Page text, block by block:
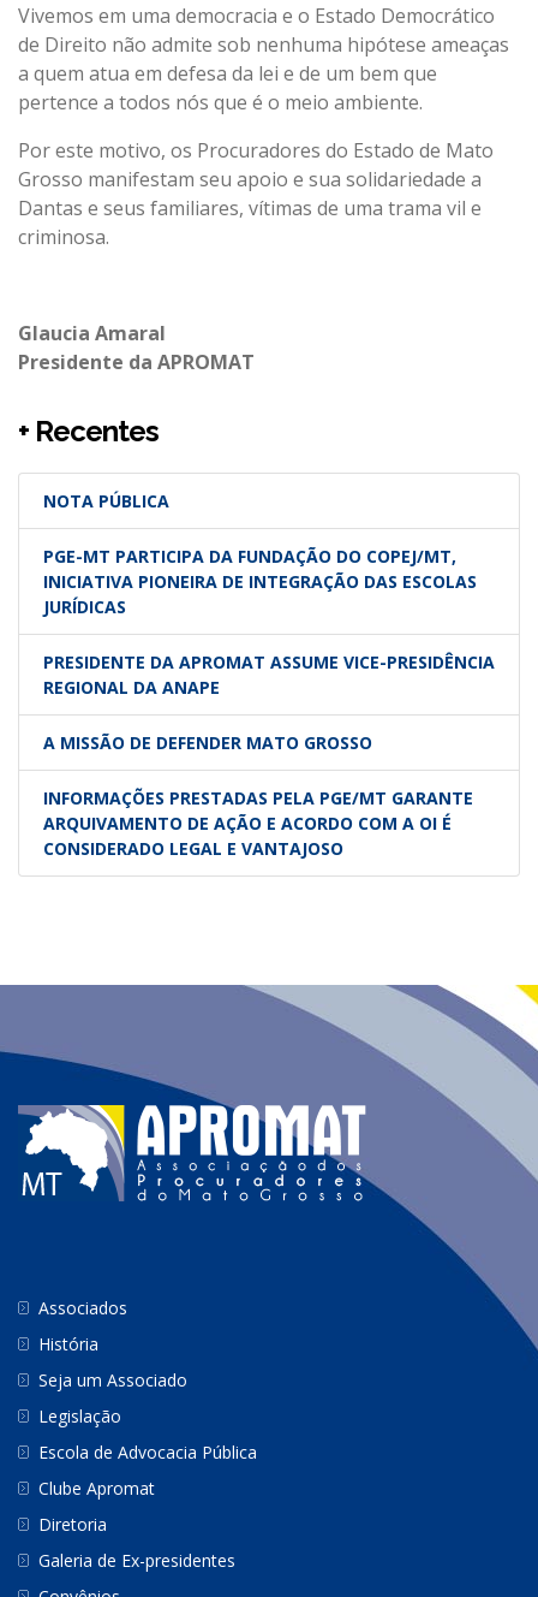
Vivemos em uma democracia e o Estado Democrático
de Direito não admite sob nenhuma hipótese ameaças
a quem atua em defesa da lei e de um bem que
pertence a todos nós que é o meio ambiente.
Por este motivo, os Procuradores do Estado de Mato
Grosso manifestam seu apoio e sua solidariedade a
Dantas e seus familiares, vítimas de uma trama vil e
criminosa.
Glaucia Amaral
Presidente da APROMAT
+ Recentes
NOTA PÚBLICA
PGE-MT PARTICIPA DA FUNDAÇÃO DO COPEJ/MT,
INICIATIVA PIONEIRA DE INTEGRAÇÃO DAS ESCOLAS
JURÍDICAS
PRESIDENTE DA APROMAT ASSUME VICE-PRESIDÊNCIA
REGIONAL DA ANAPE
A MISSÃO DE DEFENDER MATO GROSSO
INFORMAÇÕES PRESTADAS PELA PGE/MT GARANTE
ARQUIVAMENTO DE AÇÃO E ACORDO COM A OI É
CONSIDERADO LEGAL E VANTAJOSO
Associados
História
Seja um Associado
Legislação
Escola de Advocacia Pública
Clube Apromat
Diretoria
Galeria de Ex-presidentes